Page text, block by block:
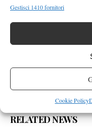
Gestisci 1410 fornitori
Cookie Policy
RELATED NEWS